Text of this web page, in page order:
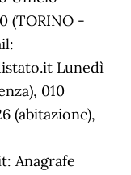
(TORINO -
Lunedì
010
(abitazione),
Anagrafe